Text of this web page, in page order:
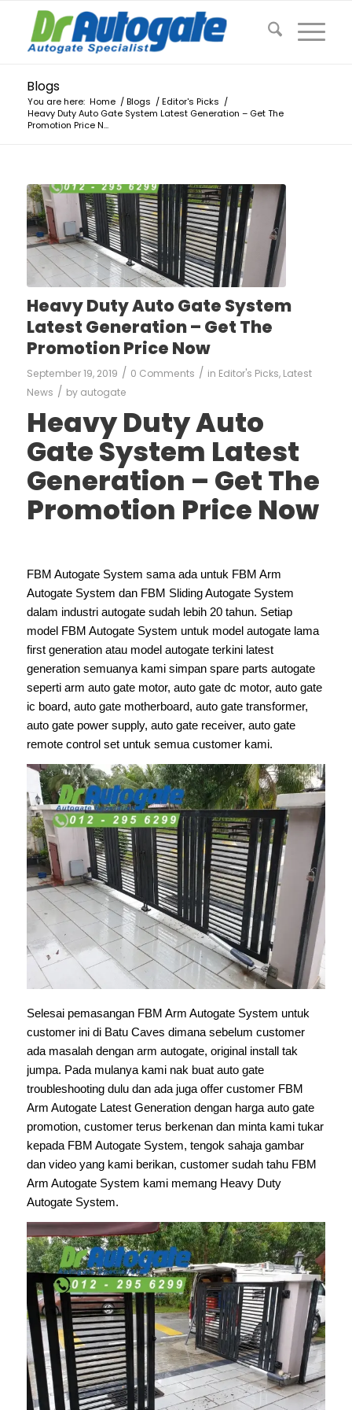
Blogs
You are here: Home / Blogs / Editor's Picks /
Heavy Duty Auto Gate System Latest Generation – Get The
Promotion Price N...
Heavy Duty Auto Gate System
Latest Generation – Get The
Promotion Price Now
September 19, 2019 / 0 Comments / in Editor's Picks, Latest
News / by autogate
Heavy Duty Auto
Gate System Latest
Generation – Get The
Promotion Price Now
FBM Autogate System sama ada untuk FBM Arm
Autogate System dan FBM Sliding Autogate System
dalam industri autogate sudah lebih 20 tahun. Setiap
model FBM Autogate System untuk model autogate lama
first generation atau model autogate terkini latest
generation semuanya kami simpan spare parts autogate
seperti arm auto gate motor, auto gate dc motor, auto gate
ic board, auto gate motherboard, auto gate transformer,
auto gate power supply, auto gate receiver, auto gate
remote control set untuk semua customer kami.
Selesai pemasangan FBM Arm Autogate System untuk
customer ini di Batu Caves dimana sebelum customer
ada masalah dengan arm autogate, original install tak
jumpa. Pada mulanya kami nak buat auto gate
troubleshooting dulu dan ada juga offer customer FBM
Arm Autogate Latest Generation dengan harga auto gate
promotion, customer terus berkenan dan minta kami tukar
kepada FBM Autogate System, tengok sahaja gambar
dan video yang kami berikan, customer sudah tahu FBM
Arm Autogate System kami memang Heavy Duty
Autogate System.